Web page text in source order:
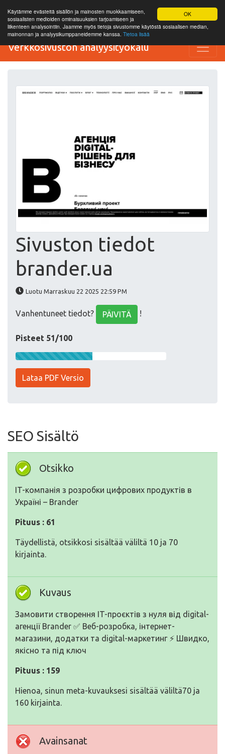
OK
Käytämme evästeitä sisällön ja mainosten muokkaamiseen,
sosiaalisten medioiden ominaisuuksien tarjoamiseen ja
liikenteen analysointiin. Jaamme myös tietoja sivustomme käytöstä sosiaalisen median,
mainonnan ja analyysikumppaneidemme kanssa. Tietoa lisää
Verkkosivuston analyysityökalu
Sivuston tiedot
brander.ua
Luotu Marraskuu 22 2025 22:59 PM
Vanhentuneet tiedot? PÄIVITÄ !
Pisteet 51/100
Lataa PDF Versio
SEO Sisältö
Otsikko
IT-компанія з розробки цифрових продуктів в
Україні – Brander
Pituus : 61
Täydellistä, otsikkosi sisältää väliltä 10 ja 70
kirjainta.
Kuvaus
Замовити створення IT-проєктів з нуля від digital-
агенції Brander ✅ Веб-розробка, інтернет-
магазини, додатки та digital-маркетинг ⚡️ Швидко,
якісно та під ключ
Pituus : 159
Hienoa, sinun meta-kuvauksesi sisältää väliltä70 ja
160 kirjainta.
Avainsanat